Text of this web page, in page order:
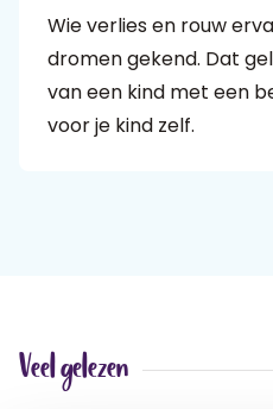
Praat mee
Wie verlies en rouw
dromen gekend. Dat
van een kind met een
voor je kind zelf.
Veel gelezen